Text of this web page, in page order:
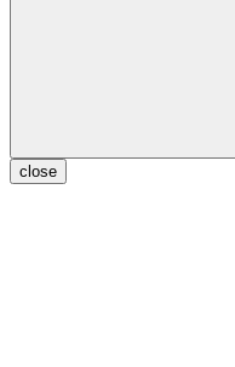
close